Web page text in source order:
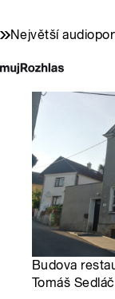
Největší
Budova
Tomáš